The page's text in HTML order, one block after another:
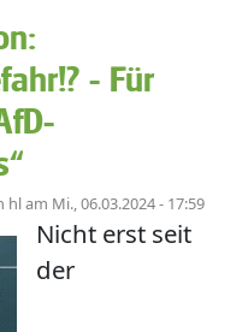
- Für
hlam Mi., 06.03.2024 - 17:59
Nicht erst seit
der